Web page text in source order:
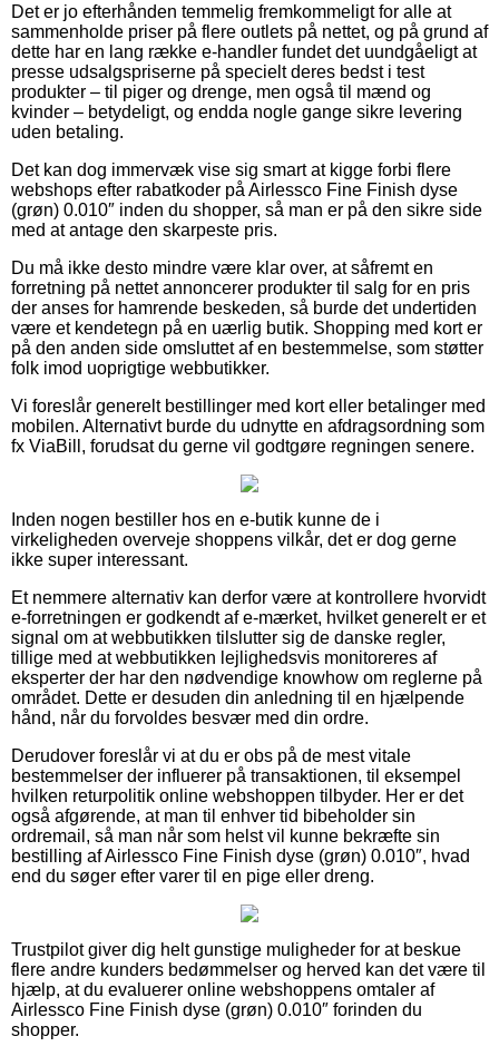
Det er jo efterhånden temmelig fremkommeligt for alle at
sammenholde priser på flere outlets på nettet, og på grund af
dette har en lang række e-handler fundet det uundgåeligt at
presse udsalgspriserne på specielt deres bedst i test
produkter – til piger og drenge, men også til mænd og
kvinder – betydeligt, og endda nogle gange sikre levering
uden betaling.
Det kan dog immervæk vise sig smart at kigge forbi flere
webshops efter rabatkoder på Airlessco Fine Finish dyse
(grøn) 0.010″ inden du shopper, så man er på den sikre side
med at antage den skarpeste pris.
Du må ikke desto mindre være klar over, at såfremt en
forretning på nettet annoncerer produkter til salg for en pris
der anses for hamrende beskeden, så burde det undertiden
være et kendetegn på en uærlig butik. Shopping med kort er
på den anden side omsluttet af en bestemmelse, som støtter
folk imod uoprigtige webbutikker.
Vi foreslår generelt bestillinger med kort eller betalinger med
mobilen. Alternativt burde du udnytte en afdragsordning som
fx ViaBill, forudsat du gerne vil godtgøre regningen senere.
Inden nogen bestiller hos en e-butik kunne de i
virkeligheden overveje shoppens vilkår, det er dog gerne
ikke super interessant.
Et nemmere alternativ kan derfor være at kontrollere hvorvidt
e-forretningen er godkendt af e-mærket, hvilket generelt er et
signal om at webbutikken tilslutter sig de danske regler,
tillige med at webbutikken lejlighedsvis monitoreres af
eksperter der har den nødvendige knowhow om reglerne på
området. Dette er desuden din anledning til en hjælpende
hånd, når du forvoldes besvær med din ordre.
Derudover foreslår vi at du er obs på de mest vitale
bestemmelser der influerer på transaktionen, til eksempel
hvilken returpolitik online webshoppen tilbyder. Her er det
også afgørende, at man til enhver tid bibeholder sin
ordremail, så man når som helst vil kunne bekræfte sin
bestilling af Airlessco Fine Finish dyse (grøn) 0.010″, hvad
end du søger efter varer til en pige eller dreng.
Trustpilot giver dig helt gunstige muligheder for at beskue
flere andre kunders bedømmelser og herved kan det være til
hjælp, at du evaluerer online webshoppens omtaler af
Airlessco Fine Finish dyse (grøn) 0.010″ forinden du
shopper.